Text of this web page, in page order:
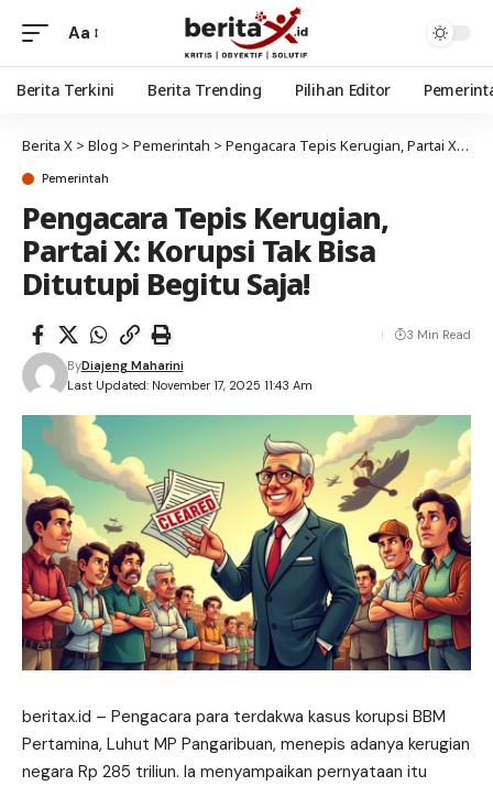
Aa
Berita Terkini Berita Trending Pilihan Editor
Berita X > Blog > Pemerintah > Pengacara Tepis Kerugian, Partai X: Korupsi Tak Bisa Ditutupi Begitu Saja!
Pemerintah
Pengacara Tepis Kerugian,
Partai X: Korupsi Tak Bisa
Ditutupi Begitu Saja!
Last Updated: November 17, 2025 11:43 Am
ByDiajeng Maharini
3 Min Read
beritax.id – Pengacara para terdakwa kasus korupsi BBM
Pertamina, Luhut MP Pangaribuan, menepis adanya kerugian
negara Rp 285 triliun. Ia menyampaikan pernyataan itu